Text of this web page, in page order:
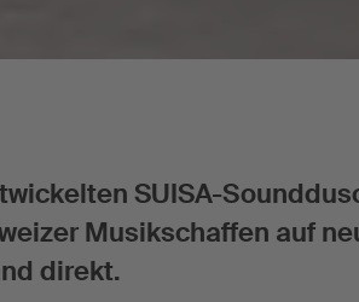
SUISA-
Musikschaffen auf
direkt.